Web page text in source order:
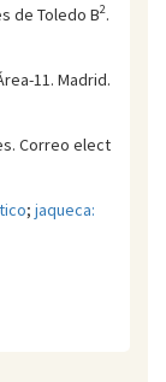
de Toledo B2.
11. Madrid.
Correo elect
; jaqueca: